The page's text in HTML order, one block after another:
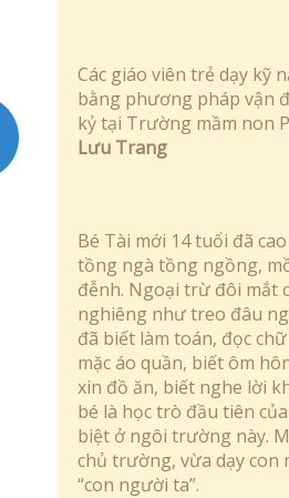
Các giáo viên trẻ dạy kỹ
bằng phương pháp vận
kỷ tại Trường mầm non
Lưu Trang
Bé Tài mới 14 tuổi đã
tồng ngà tồng ngồng,
đễnh. Ngoại trừ đôi mắt
nghiêng như treo đâu
đã biết làm toán, đọc
mặc áo quần, biết ôm
xin đồ ăn, biết nghe lời
bé là học trò đầu tiên
biệt ở ngôi trường này.
chủ trường, vừa dạy con
“con người ta”.